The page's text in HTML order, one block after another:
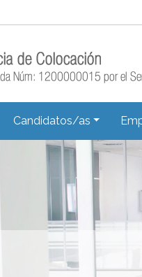
Candidatos/as